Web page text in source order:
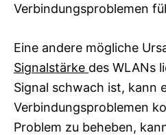
Verbindungsproblemen
Eine andere mögliche
Signalstärke des WLANs
Signal schwach ist, kann
Verbindungsproblemen
Problem zu beheben,